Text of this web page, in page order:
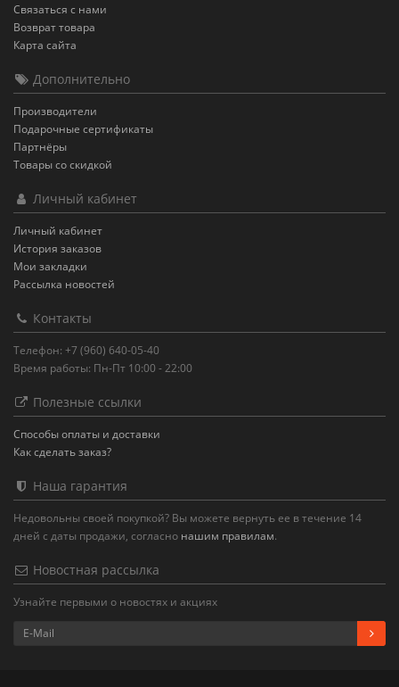
Связаться с нами
Возврат товара
Карта сайта
Дополнительно
Производители
Подарочные сертификаты
Партнёры
Товары со скидкой
Личный кабинет
Личный кабинет
История заказов
Мои закладки
Рассылка новостей
Контакты
Телефон: +7 (960) 640-05-40
Время работы: Пн-Пт 10:00 - 22:00
Полезные ссылки
Способы оплаты и доставки
Как сделать заказ?
Наша гарантия
Недовольны своей покупкой? Вы можете вернуть ее в течение 14
дней с даты продажи, согласно нашим правилам.
Новостная рассылка
Узнайте первыми о новостях и акциях